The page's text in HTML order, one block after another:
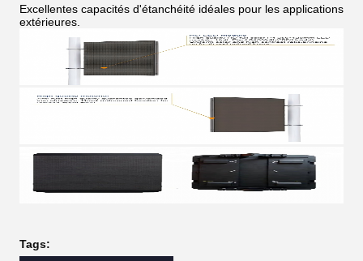
Excellentes capacités d'étanchéité idéales pour les applications
extérieures.
Tags: